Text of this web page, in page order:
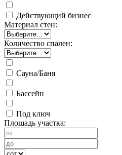
Действующий бизнес
Материал стен:
Количество спален:
Сауна/Баня
Бассейн
Под ключ
Площадь участка: